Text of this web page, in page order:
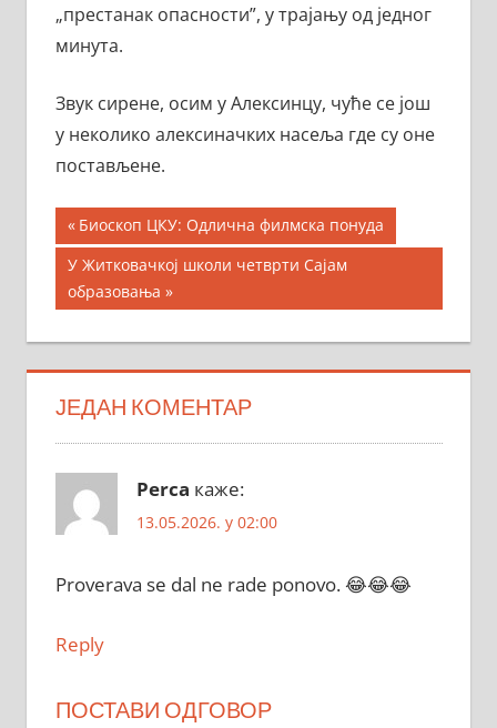
„престанак опасности”, у трајању од једног
минута.
Звук сирене, осим у Алексинцу, чуће се још
у неколико алексиначких насеља где су оне
постављене.
Кретање
чланка
Previous
Post:
Биоскоп ЦКУ: Одлична филмска понуда
Next
Post:
У Житковачкој школи четврти Сајам
образовања
ЈЕДАН КОМЕНТАР
Perca каже:
13.05.2026. у 02:00
Proverava se dal ne rade ponovo. 😂😂😂
Reply
ПОСТАВИ ОДГОВОР